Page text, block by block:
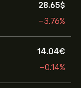
28.65‎$‎
-3.76%
14.04‎€‎
-0.14%